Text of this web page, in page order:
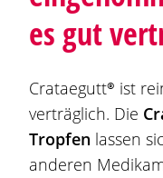
es gut
Crataegutt® ist
verträglich. Die
Tropfen lassen
anderen